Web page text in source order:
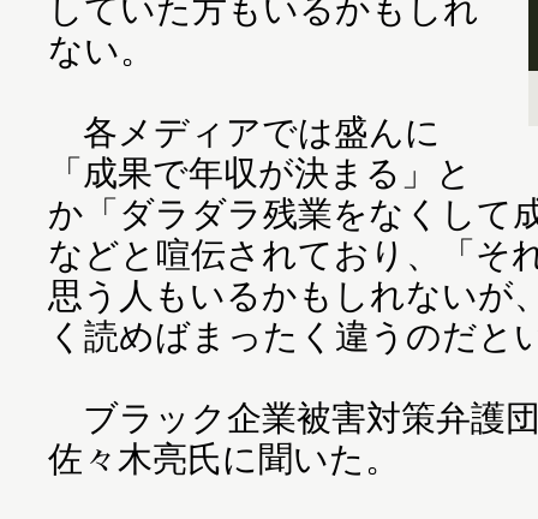
していた方もいるかもしれ
ない。
各メディアでは盛んに
「成果で年収が決まる」と
か「ダラダラ残業をなくして
などと喧伝されており、「そ
思う人もいるかもしれないが
く読めばまったく違うのだと
ブラック企業被害対策弁護
佐々木亮氏に聞いた。